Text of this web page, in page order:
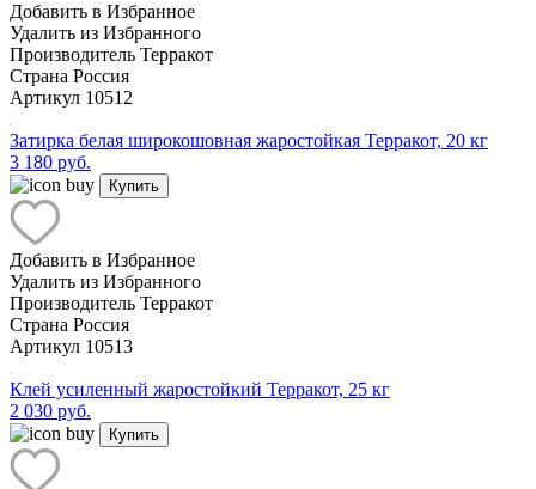
Добавить в Избранное
Удалить из Избранного
Производитель Терракот
Страна Россия
Артикул 10512
Затирка белая широкошовная жаростойкая Терракот, 20 кг
3 180 руб.
Купить
Добавить в Избранное
Удалить из Избранного
Производитель Терракот
Страна Россия
Артикул 10513
Клей усиленный жаростойкий Терракот, 25 кг
2 030 руб.
Купить